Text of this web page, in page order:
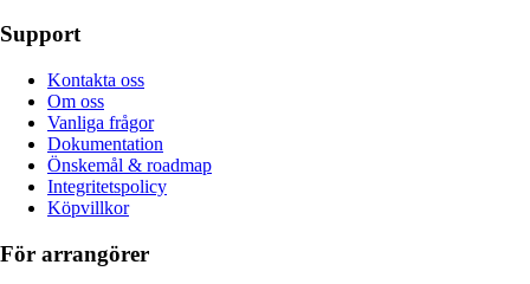
Support
Kontakta oss
Om oss
Vanliga frågor
Dokumentation
Önskemål & roadmap
Integritetspolicy
Köpvillkor
För arrangörer